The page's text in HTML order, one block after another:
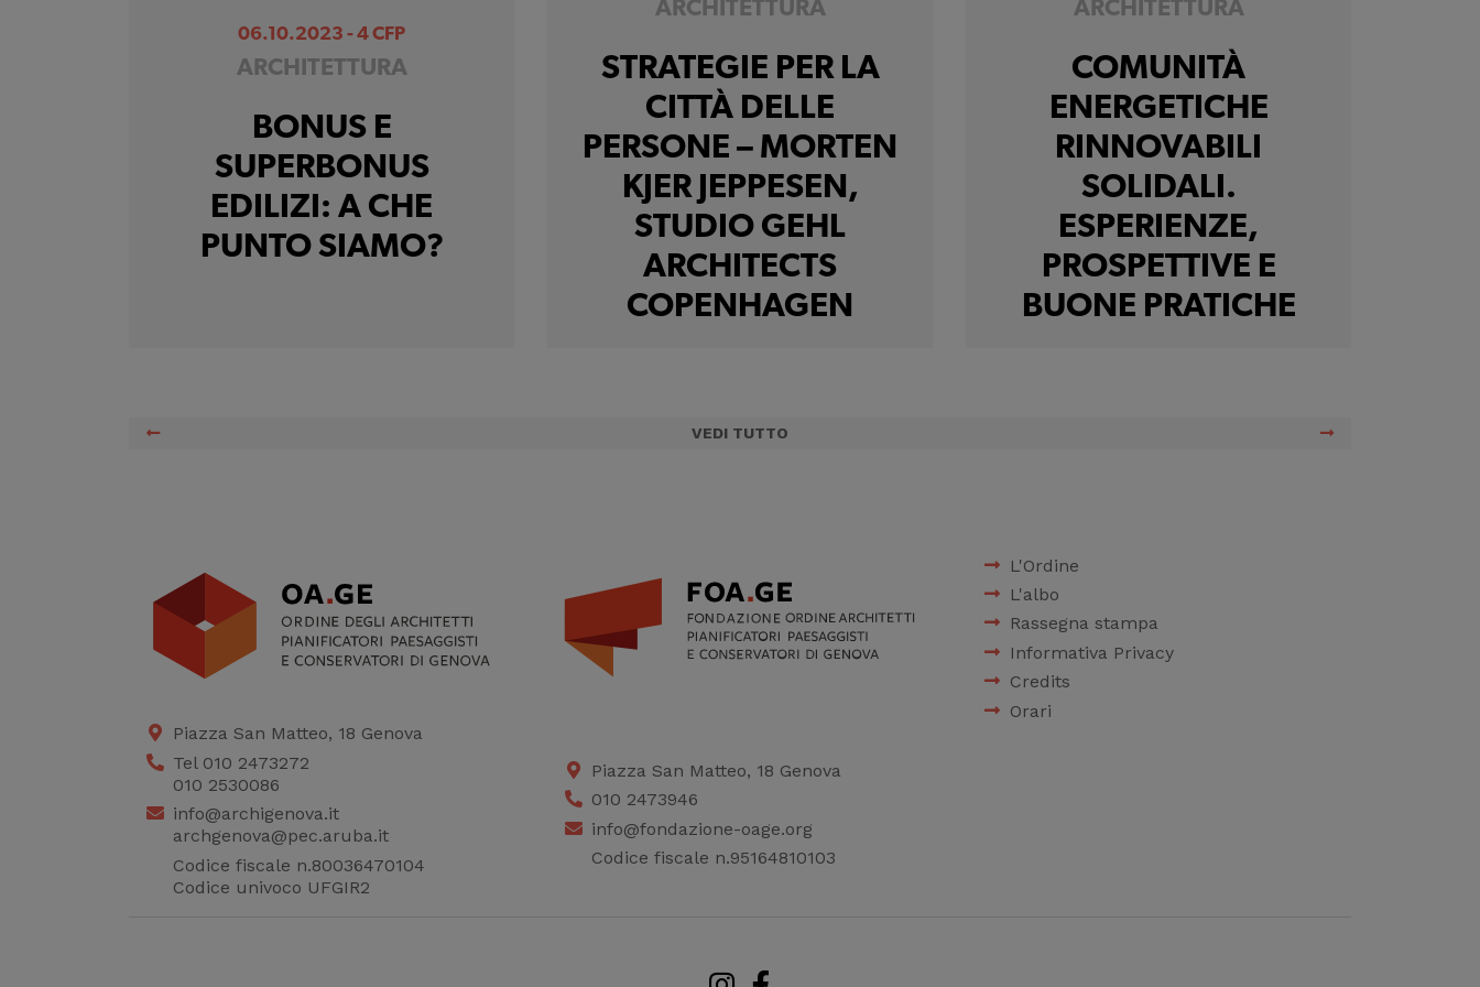
06.10.2023 - 4 CFP
ARCHITETTURA
BONUS E
SUPERBONUS
EDILIZI: A CHE
PUNTO SIAMO?
ARCHITETTURA
STRATEGIE PER LA
CITTÀ DELLE
PERSONE – MORTEN
KJER JEPPESEN,
STUDIO GEHL
ARCHITECTS
COPENHAGEN
ARCHITETTURA
COMUNITÀ
ENERGETICHE
RINNOVABILI
SOLIDALI.
ESPERIENZE,
PROSPETTIVE E
BUONE PRATICHE
VEDI TUTTO
Piazza San Matteo, 18 Genova
Tel 010 2473272
010 2530086
info@archigenova.it
archgenova@pec.aruba.it
Codice fiscale n.80036470104
Codice univoco UFGIR2
Piazza San Matteo, 18 Genova
010 2473946
info@fondazione-oage.org
Codice fiscale n.95164810103
L'Ordine
L'albo
Rassegna stampa
Informativa Privacy
Credits
Orari